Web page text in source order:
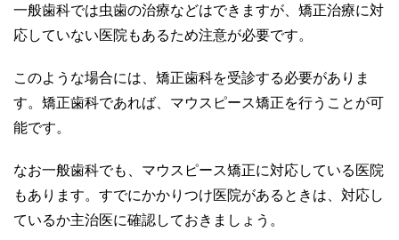
一般歯科では虫歯の治療などはできますが、矯正治療に対
応していない医院もあるため注意が必要です。
このような場合には、矯正歯科を受診する必要がありま
す。矯正歯科であれば、マウスピース矯正を行うことが可
能です。
なお一般歯科でも、マウスピース矯正に対応している医院
もあります。すでにかかりつけ医院があるときは、対応し
ているか主治医に確認しておきましょう。